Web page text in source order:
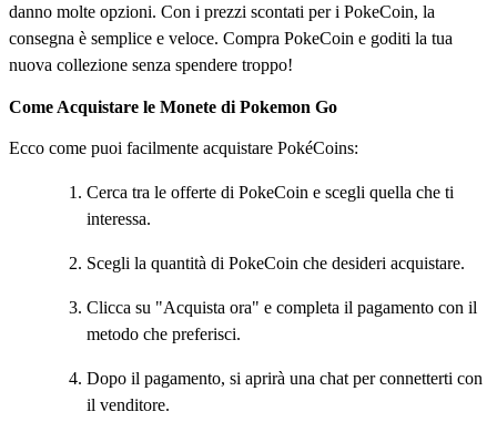
danno molte opzioni. Con i prezzi scontati per i PokeCoin, la
consegna è semplice e veloce. Compra PokeCoin e goditi la tua
nuova collezione senza spendere troppo!
Come Acquistare le Monete di Pokemon Go
Ecco come puoi facilmente acquistare PokéCoins:
Cerca tra le offerte di PokeCoin e scegli quella che ti
interessa.
Scegli la quantità di PokeCoin che desideri acquistare.
Clicca su "Acquista ora" e completa il pagamento con il
metodo che preferisci.
Dopo il pagamento, si aprirà una chat per connetterti con
il venditore.